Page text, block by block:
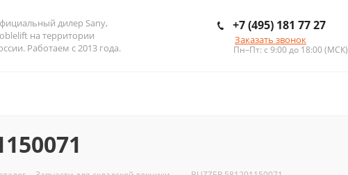
дилер Sany,
на территории
Работаем с 2013 года.
+7 (495) 181 77 27
Заказать звонок
Пн–Пт: с 9:00 до 18:00(МСК)